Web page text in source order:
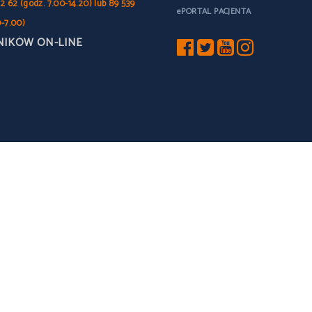
62 (godz. 7.00-14.20) lub 89 539
7.00)
ON-LINE
ePORTAL PACJENTA